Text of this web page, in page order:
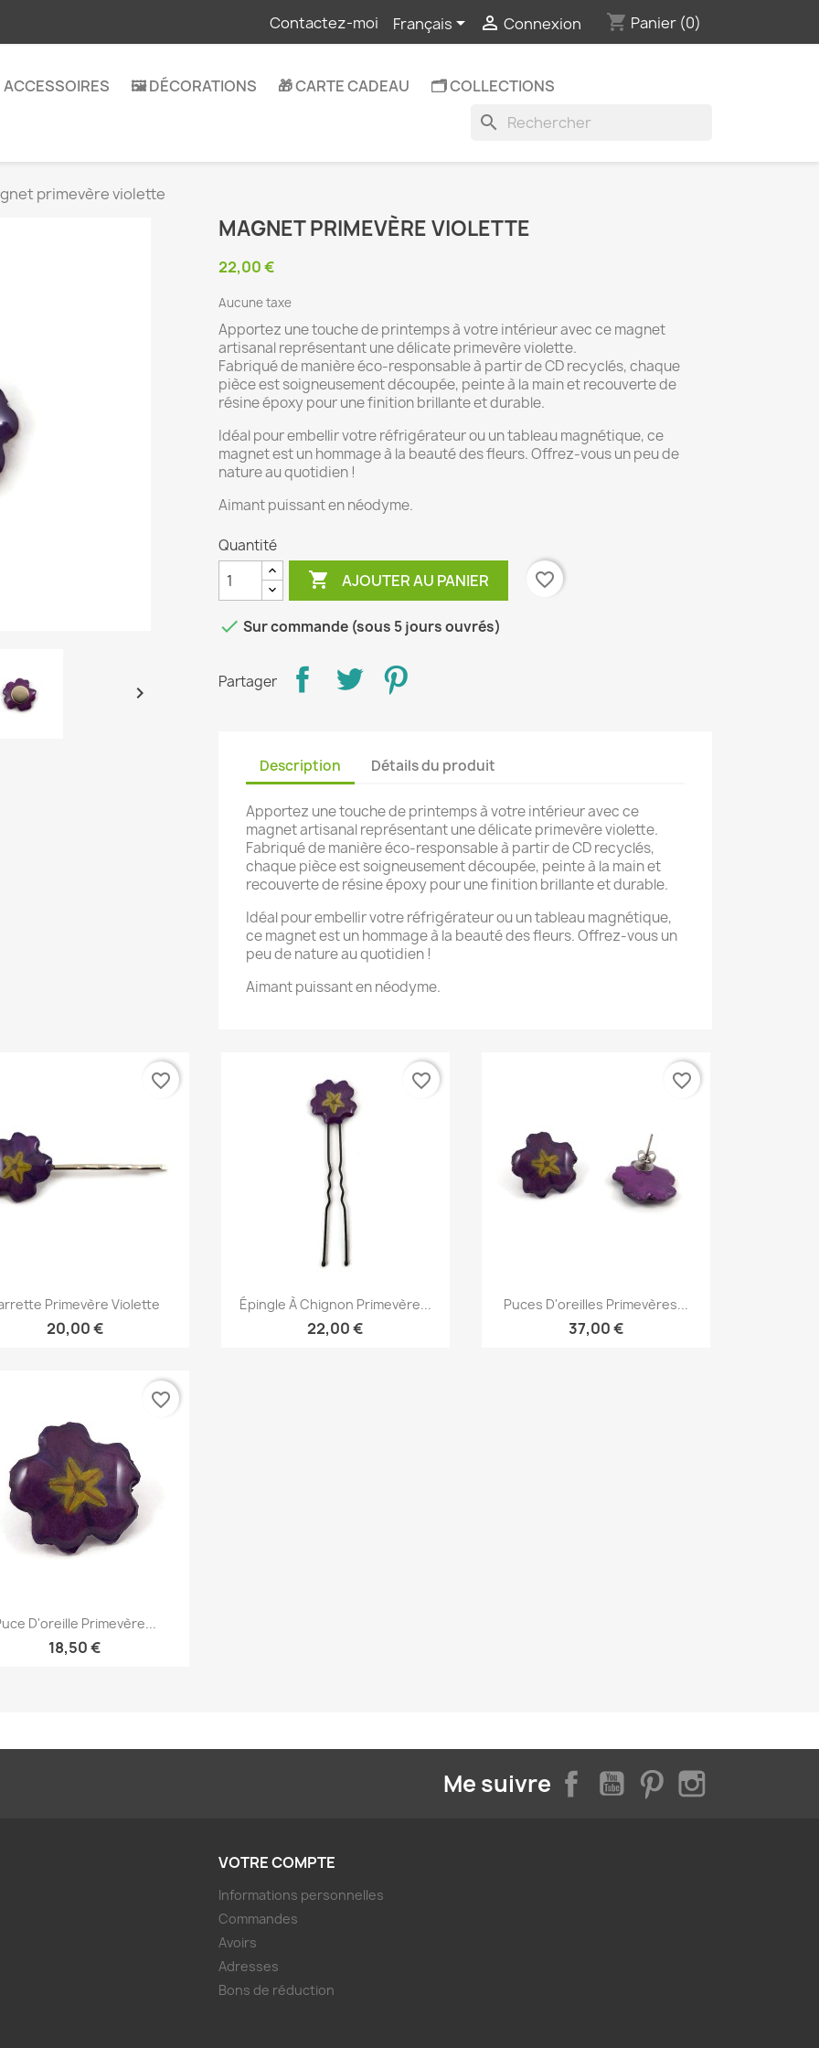
Contactez-moi Français  Connexion shopping_cart Panier (0)
ACCESSOIRES 🖼️ DÉCORATIONS 🎁 CARTE CADEAU 🗂️ COLLECTIONS
search
primevère violette

MAGNET PRIMEVÈRE VIOLETTE
22,00 €
Aucune taxe
Apportez une touche de printemps à votre intérieur avec ce magnet
artisanal représentant une délicate primevère violette.
Fabriqué de manière éco-responsable à partir de CD recyclés, chaque
pièce est soigneusement découpée, peinte à la main et recouverte de
résine époxy pour une finition brillante et durable.
Idéal pour embellir votre réfrigérateur ou un tableau magnétique, ce
magnet est un hommage à la beauté des fleurs. Offrez-vous un peu de
nature au quotidien !
Aimant puissant en néodyme.
Quantité
 AJOUTER AU PANIER favorite_border
 Sur commande (sous 5 jours ouvrés)
Partager
Description Détails du produit
Apportez une touche de printemps à votre intérieur avec ce
magnet artisanal représentant une délicate primevère violette.
Fabriqué de manière éco-responsable à partir de CD recyclés,
chaque pièce est soigneusement découpée, peinte à la main et
recouverte de résine époxy pour une finition brillante et durable.
Idéal pour embellir votre réfrigérateur ou un tableau magnétique,
ce magnet est un hommage à la beauté des fleurs. Offrez-vous un
peu de nature au quotidien !
Aimant puissant en néodyme.
Aperçu rapide
Primevère Violette
20,00 €
favorite_border
Aperçu rapide
Épingle À Chignon Primevère...
22,00 €
favorite_border
Aperçu rapide
Puces D'oreilles Primevères...
37,00 €
favorite_border
Aperçu rapide
D'oreille Primevère...
18,50 €
favorite_border
Me suivre FacebookYouTubePinterest
VOTRE COMPTE
Informations personnelles
Commandes
Avoirs
Adresses
Bons de réduction